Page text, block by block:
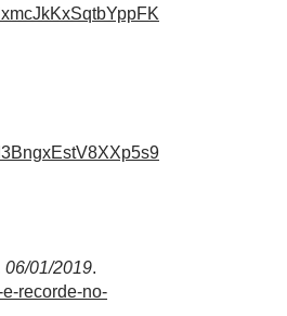
06/01/2019.
recorde-no-